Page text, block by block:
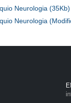
Neurologia (35Kb)
Neurologia